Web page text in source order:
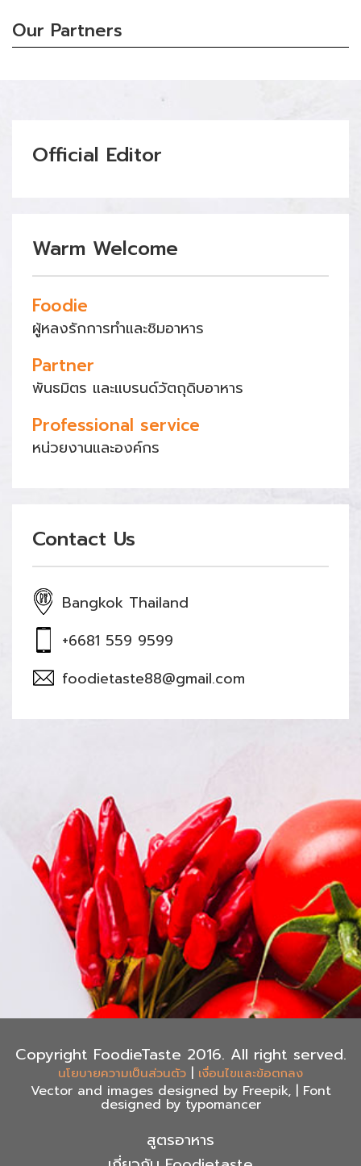
Our Partners
Official Editor
Warm Welcome
Foodie
ผู้หลงรักการทำและชิมอาหาร
Partner
พันธมิตร และแบรนด์วัตถุดิบอาหาร
Professional service
หน่วยงานและองค์กร
Contact Us
Bangkok Thailand
+6681 559 9599
foodietaste88@gmail.com
Copyright FoodieTaste 2016. All right served.
นโยบายความเป็นส่วนตัว | เงื่อนไขและข้อตกลง
Vector and images designed by Freepik, | Font
designed by typomancer
สูตรอาหาร